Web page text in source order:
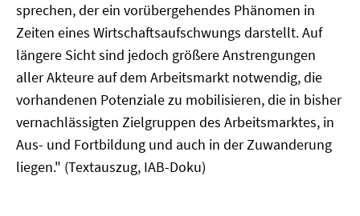
sprechen, der ein vorübergehendes Phänomen in
Zeiten eines Wirtschaftsaufschwungs darstellt. Auf
längere Sicht sind jedoch größere Anstrengungen
aller Akteure auf dem Arbeitsmarkt notwendig, die
vorhandenen Potenziale zu mobilisieren, die in bisher
vernachlässigten Zielgruppen des Arbeitsmarktes, in
Aus- und Fortbildung und auch in der Zuwanderung
liegen." (Textauszug, IAB-Doku)